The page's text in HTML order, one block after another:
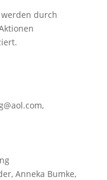
durch
Anneka Bumke,